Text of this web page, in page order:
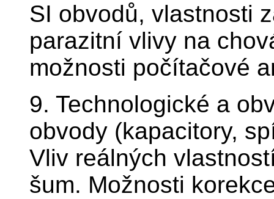
SI obvodů, vlastnosti
parazitní vlivy na
možnosti počítačové
9. Technologické a
obvody (kapacitory,
Vliv reálných
šum. Možnosti